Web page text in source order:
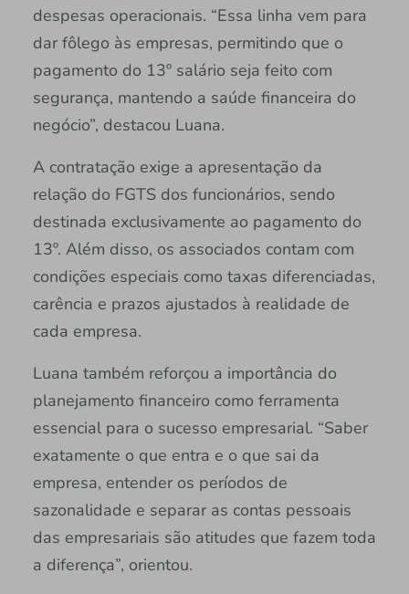
despesas operacionais. “Essa linha vem para
dar fôlego às empresas, permitindo que o
pagamento do 13º salário seja feito com
segurança, mantendo a saúde financeira do
negócio”, destacou Luana.
A contratação exige a apresentação da
relação do FGTS dos funcionários, sendo
destinada exclusivamente ao pagamento do
13º. Além disso, os associados contam com
condições especiais como taxas diferenciadas,
carência e prazos ajustados à realidade de
cada empresa.
Luana também reforçou a importância do
planejamento financeiro como ferramenta
essencial para o sucesso empresarial. “Saber
exatamente o que entra e o que sai da
empresa, entender os períodos de
sazonalidade e separar as contas pessoais
das empresariais são atitudes que fazem toda
a diferença”, orientou.